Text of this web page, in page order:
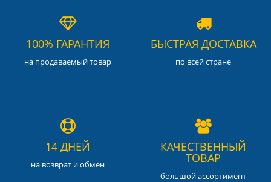
100% ГАРАНТИЯ
на продаваемый товар
БЫСТРАЯ ДОСТАВКА
по всей стране
14 ДНЕЙ
на возврат и обмен
КАЧЕСТВЕННЫЙ
ТОВАР
большой ассортимент